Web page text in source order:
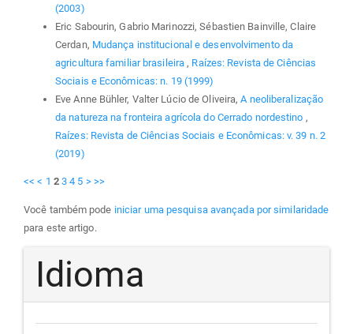
(2003)
Eric Sabourin, Gabrio Marinozzi, Sébastien Bainville, Claire
Cerdan, Mudança institucional e desenvolvimento da
agricultura familiar brasileira, Raízes: Revista de Ciências
Sociais e Econômicas: n. 19 (1999)
Eve Anne Bühler, Valter Lúcio de Oliveira,A neoliberalização
da natureza na fronteira agrícola do Cerrado nordestino ,
Raízes: Revista de Ciências Sociais e Econômicas: v. 39 n. 2
(2019)
<< < 1 2 3 4 5 > >>
Você também pode iniciar uma pesquisa avançada por similaridade
para este artigo.
Idioma